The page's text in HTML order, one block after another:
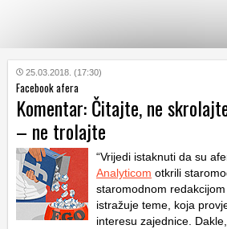
KATEGORIJE
HRVATSKI
WEB
25.03.2018. (17:30)
Facebook afera
Komentar: Čitajte, ne
– ne trolajte
“Vrijedi istaknuti da su
Analyticom otkrili
staromodnom
istražuje teme, koja
interesu zajednice.